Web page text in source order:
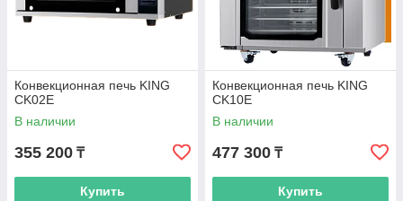
Конвекционная печь KING
CK02E
В наличии
355 200 ₸
Купить
Конвекционная печь KING
CK10E
В наличии
477 300 ₸
Купить